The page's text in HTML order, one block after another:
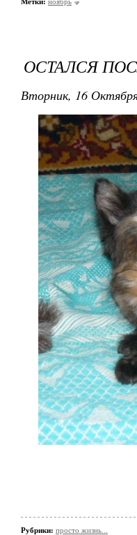
ОСТАЛСЯ
Вторник, 16
Рубрики: просто жизнь...